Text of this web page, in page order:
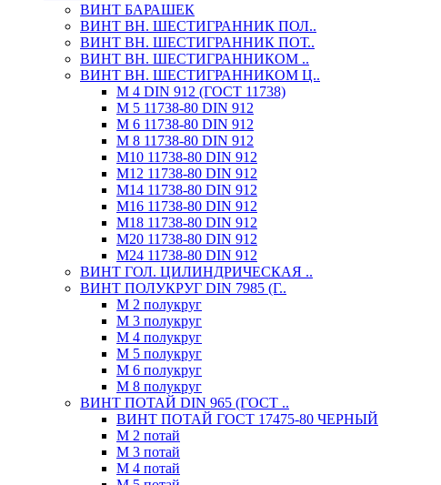
ВИНТ БАРАШЕК
ВИНТ ВН. ШЕСТИГРАННИК ПОЛ..
ВИНТ ВН. ШЕСТИГРАННИК ПОТ..
ВИНТ ВН. ШЕСТИГРАННИКОМ ..
ВИНТ ВН. ШЕСТИГРАННИКОМ Ц..
М 4 DIN 912 (ГОСТ 11738)
М 5 11738-80 DIN 912
М 6 11738-80 DIN 912
М 8 11738-80 DIN 912
М10 11738-80 DIN 912
М12 11738-80 DIN 912
М14 11738-80 DIN 912
М16 11738-80 DIN 912
М18 11738-80 DIN 912
М20 11738-80 DIN 912
М24 11738-80 DIN 912
ВИНТ ГОЛ. ЦИЛИНДРИЧЕСКАЯ ..
ВИНТ ПОЛУКРУГ DIN 7985 (Г..
М 2 полукруг
М 3 полукруг
М 4 полукруг
М 5 полукруг
М 6 полукруг
М 8 полукруг
ВИНТ ПОТАЙ DIN 965 (ГОСТ ..
ВИНТ ПОТАЙ ГОСТ 17475-80 ЧЕРНЫЙ
М 2 потай
М 3 потай
М 4 потай